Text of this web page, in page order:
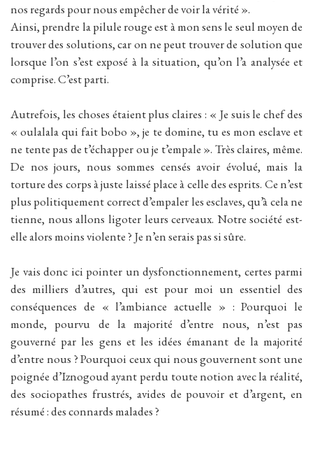
nos regards pour nous empêcher de voir la vérité ».
Ainsi, prendre la pilule rouge est à mon sens le seul moyen de
trouver des solutions, car on ne peut trouver de solution que
lorsque l’on s’est exposé à la situation, qu’on l’a analysée et
comprise. C’est parti.
Autrefois, les choses étaient plus claires : « Je suis le chef des
« oulalala qui fait bobo », je te domine, tu es mon esclave et
ne tente pas de t’échapper ou je t’empale ». Très claires, même.
De nos jours, nous sommes censés avoir évolué, mais la
torture des corps à juste laissé place à celle des esprits. Ce n’est
plus politiquement correct d’empaler les esclaves, qu’à cela ne
tienne, nous allons ligoter leurs cerveaux. Notre société est-
elle alors moins violente ? Je n’en serais pas si sûre.
Je vais donc ici pointer un dysfonctionnement, certes parmi
des milliers d’autres, qui est pour moi un essentiel des
conséquences de « l’ambiance actuelle » : Pourquoi le
monde, pourvu de la majorité d’entre nous, n’est pas
gouverné par les gens et les idées émanant de la majorité
d’entre nous ? Pourquoi ceux qui nous gouvernent sont une
poignée d’Iznogoud ayant perdu toute notion avec la réalité,
des sociopathes frustrés, avides de pouvoir et d’argent, en
résumé : des connards malades ?